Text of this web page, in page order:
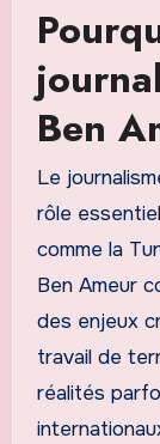
Ben
Le
rôle
comme la
Ben Ameur
des enjeux
travail de
réalités